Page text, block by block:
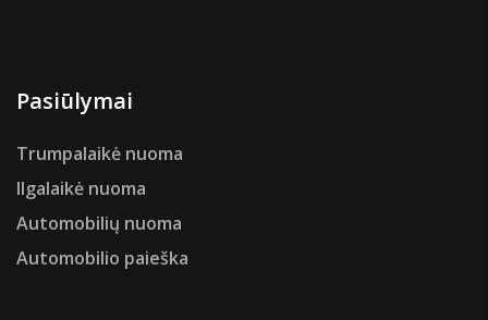
Pasiūlymai
Trumpalaikė nuoma
Ilgalaikė nuoma
Automobilių nuoma
Automobilio paieška